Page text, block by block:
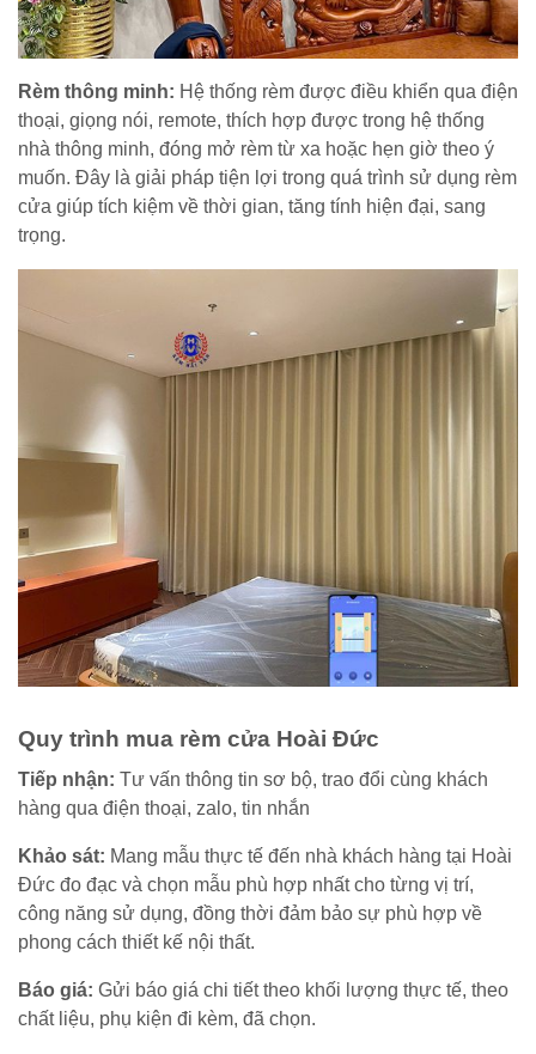
Rèm thông minh: Hệ thống rèm được điều khiển qua điện
thoại, giọng nói, remote, thích hợp được trong hệ thống
nhà thông minh, đóng mở rèm từ xa hoặc hẹn giờ theo ý
muốn. Đây là giải pháp tiện lợi trong quá trình sử dụng rèm
cửa giúp tích kiệm về thời gian, tăng tính hiện đại, sang
trọng.
Quy trình mua rèm cửa Hoài Đức
Tiếp nhận: Tư vấn thông tin sơ bộ, trao đổi cùng khách
hàng qua điện thoại, zalo, tin nhắn
Khảo sát: Mang mẫu thực tế đến nhà khách hàng tại Hoài
Đức đo đạc và chọn mẫu phù hợp nhất cho từng vị trí,
công năng sử dụng, đồng thời đảm bảo sự phù hợp về
phong cách thiết kế nội thất.
Báo giá: Gửi báo giá chi tiết theo khối lượng thực tế, theo
chất liệu, phụ kiện đi kèm, đã chọn.